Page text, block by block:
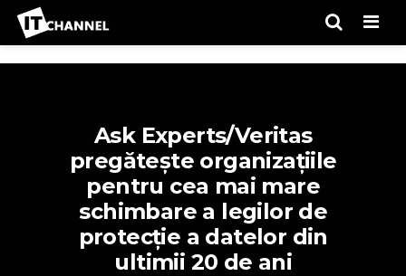
Ask Experts/Veritas
pregătește organizațiile
pentru cea mai mare
schimbare a legilor de
protecție a datelor din
ultimii 20 de ani